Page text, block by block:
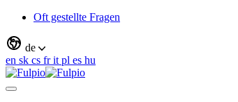
Oft gestellte Fragen
de
en sk cs frit pl es hu